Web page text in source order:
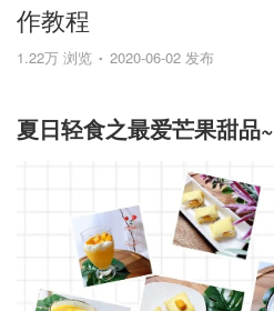
作教程
1.22万 浏览 2020-06-02 发布
夏日轻食之最爱芒果甜品~